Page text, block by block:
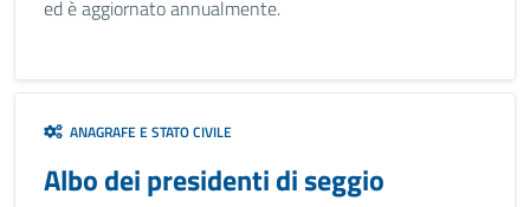
ed è aggiornato annualmente.
ANAGRAFE E STATO CIVILE
Albo dei presidenti di seggio